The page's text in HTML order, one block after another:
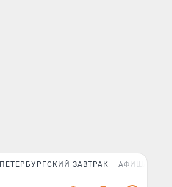
ПЕТЕРБУРГСКИЙ ЗАВТРАК АФИША PLUS